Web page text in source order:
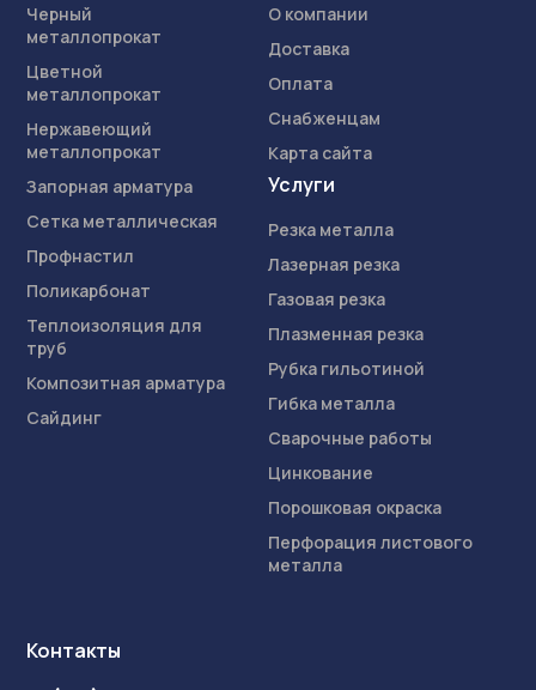
Черный
металлопрокат
Цветной
металлопрокат
Нержавеющий
металлопрокат
Запорная арматура
Сетка металлическая
Профнастил
Поликарбонат
Теплоизоляция для
труб
Композитная арматура
Сайдинг
О компании
Доставка
Оплата
Снабженцам
Карта сайта
Услуги
Резка металла
Лазерная резка
Газовая резка
Плазменная резка
Рубка гильотиной
Гибка металла
Сварочные работы
Цинкование
Порошковая окраска
Перфорация листового
металла
Контакты